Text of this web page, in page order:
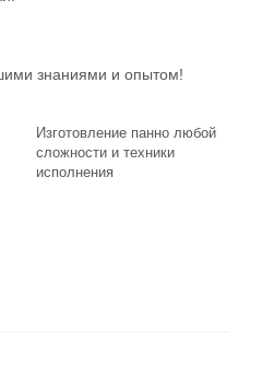
знаниями и опытом!
Изготовление панно любой
сложности и техники
исполнения